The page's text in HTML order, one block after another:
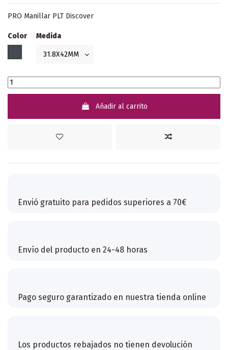
PRO Manillar PLT Discover
Color
Medida
Añadir al carrito
Envió gratuito para pedidos superiores a 70€
Envío del producto en 24-48 horas
Pago seguro garantizado en nuestra tienda online
Los productos rebajados no tienen devolución